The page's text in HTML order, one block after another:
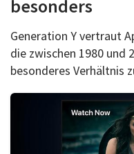
besonders
​Generation Y vertraut
die zwischen 1980 und
besonderes Verhältnis